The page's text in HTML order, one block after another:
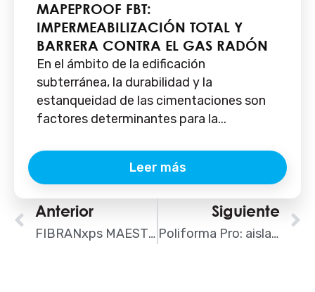
MAPEPROOF FBT:
IMPERMEABILIZACIÓN TOTAL Y
BARRERA CONTRA EL GAS RADÓN
En el ámbito de la edificación
subterránea, la durabilidad y la
estanqueidad de las cimentaciones son
factores determinantes para la...
Leer más
Ant
Anterior
FIBRANxps MAESTRO: aislamiento térmico XPS para muros, cubiertas y fachadas
Siguiente
Poliforma Pro: aislamiento continuo de poliuretano para construcción y rehabilitación